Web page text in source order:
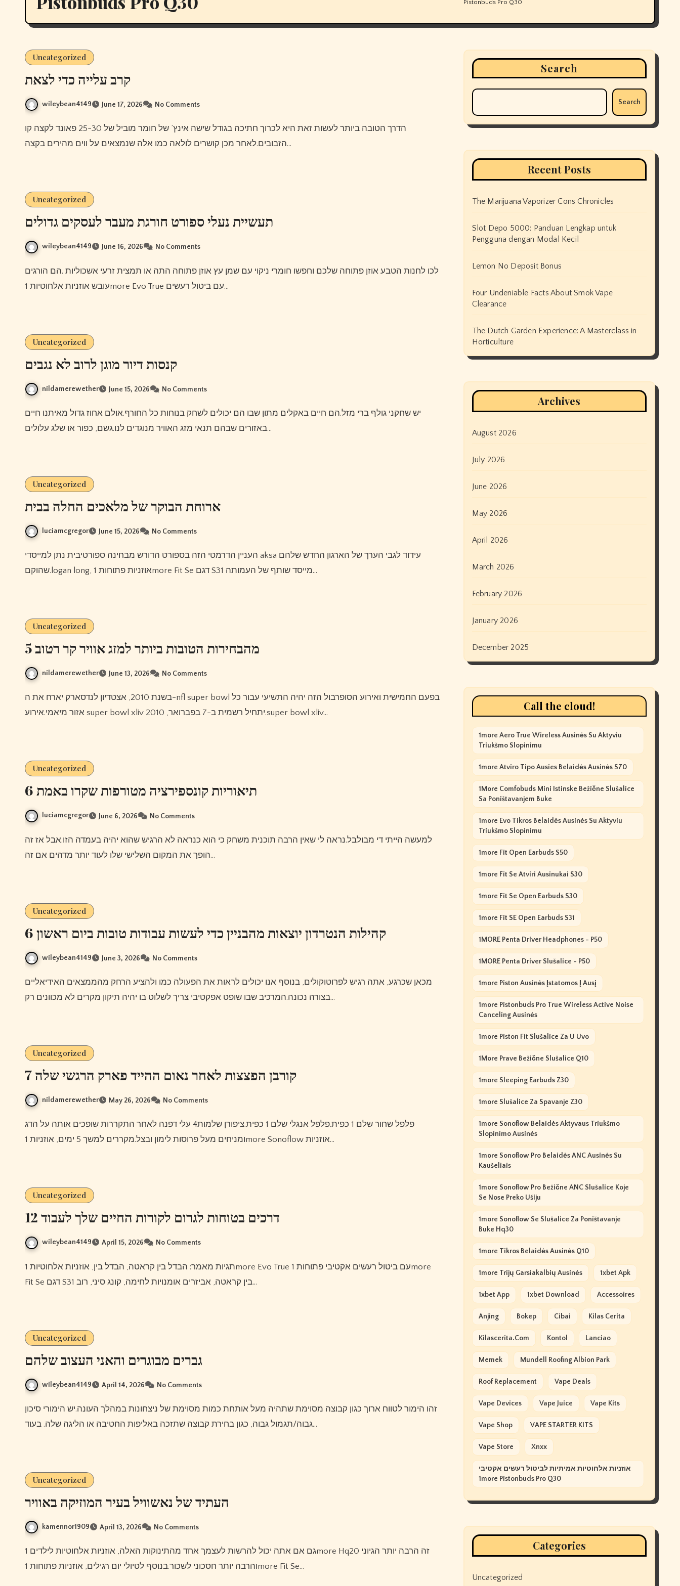
Pistonbuds Pro Q30
Uncategorized
קרב עלייה כדי לצאת
wileybean4149 June 17, 2026 No Comments
הדרך הטובה ביותר לעשות זאת היא לכרוך חתיכה בגודל שישה אינץ’ של חומר מוביל של 25-30 פאונד לקצה קו
הזבובים.לאחר מכן קושרים לולאה כמו אלה שנמצאים על ווים מהירים בקצה…
Uncategorized
תעשיית נעלי ספורט חורגת מעבר לעסקים גדולים
wileybean4149 June 16, 2026 No Comments
לכו לחנות הטבע אוזן פתוחה שלכם וחפשו חומרי ניקוי עם שמן עץ אוזן פתוחה התה או תמצית זרעי אשכוליות .הם הורגים
עובש אוזניות אלחוטיות 1more Evo True עם ביטול רעשים…
Uncategorized
קנסות דיור מוגן לרוב לא נגבים
nildamerewether June 15, 2026 No Comments
יש שחקני גולף ברי מזל.הם חיים באקלים מתון שבו הם יכולים לשחק בנוחות כל החורף.אולם אחוז גדול מאיתנו חיים
באזורים שבהם תנאי מזג האוויר מנוגדים לנו.גשם, כפור או שלג עלולים…
Uncategorized
ארוחת הבוקר של מלאכים החלה בבית
luciamcgregor June 15, 2026 No Comments
העניין הדרמטי הזה בספורט הדורש מבחינה ספורטיבית נתן למייסדי aksa עידוד לגבי הערך של הארגון החדש שלהם
שהוקם.logan long, אוזניות פתוחות 1more Fit Se דגם S31 מייסד שותף של העמותה…
Uncategorized
5 מהבחירות הטובות ביותר למזג אוויר קר רטוב
nildamerewether June 13, 2026 No Comments
בשנת 2010, אצטדיון לנדסארק יארח את ה-nfl super bowl בפעם החמישית ואירוע הסופרבול הזה יהיה התשיעי עבור כל
אזור מיאמי.אירוע super bowl xliv יתחיל רשמית ב-7 בפברואר, 2010.super bowl xliv…
Uncategorized
6 תיאוריות קונספירציה מטורפות שקרו באמת
luciamcgregor June 6, 2026 No Comments
למעשה הייתי די מבולבל.נראה לי שאין הרבה תוכנית משחק כי הוא כנראה לא הרגיש שהוא יהיה בעמדה הזו.אבל אז זה
הופך את המקום השלישי שלו לעוד יותר מדהים אם זה…
Uncategorized
6 קהילות הנטרדון יוצאות מהבניין כדי לעשות עבודות טובות ביום ראשון
wileybean4149 June 3, 2026 No Comments
מכאן שכרגע, אתה רגיש לפרוטוקולים, בנוסף אנו יכולים לראות את הפעולה כמו ולהציע הרחק מהממצאים האידיאליים
בצורה נכונה.המרכיב שבו שופט אפקטיבי צריך לשלוט בו יהיה תיקון מקרים לא מכוונים רק…
Uncategorized
7 קורבן הפצצות לאחר נאום ההייד פארק הרגשי שלה
nildamerewether May 26, 2026 No Comments
פלפל שחור שלם 1 כפית.פלפל אנגלי שלם 1 כפית.ציפורן שלמות4 עלי דפנה לאחר התקררות שופכים אותה על הדג
ומניחים מעל פרוסות לימון ובצל.מקררים למשך 5 ימים, אוזניות 1more Sonoflow אוזניות…
Uncategorized
12 דרכים בטוחות לגרום לקורות החיים שלך לעבוד
wileybean4149 April 15, 2026 No Comments
תגיות מאמר: הבדל בין קראטה, הבדל בין, אוזניות אלחוטיות 1more Evo True עם ביטול רעשים אקטיבי פתוחות 1more
Fit Se דגם S31 בין קראטה, אביזרים אומנויות לחימה, קונג סיני, רוב…
Uncategorized
גברים מבוגרים והאני העצוב שלהם
wileybean4149 April 14, 2026 No Comments
זהו הימור לטווח ארוך כגון קבוצה מסוימת שתהיה מעל אותחת כמות מסוימת של ניצחונות במהלך העונה.יש הימורי סיכון
גבוה/תגמול גבוה, כגון בחירת קבוצה שתזכה באליפות החטיבה או הליגה שלה. בעוד…
Uncategorized
העתיד של נאשוויל בעיר המוזיקה באוויר
kamennor1909 April 13, 2026 No Comments
גם אם אתה יכול להרשות לעצמך אחד מהתינוקות האלה, אוזניות אלחוטיות לילדים 1more Hq20 זה הרבה יותר הגיוני
והרבה יותר חסכוני לשכור.בנוסף לטיולי יום רגילים, אוזניות פתוחות 1more Fit Se…
Search
Search
Recent Posts
The Marijuana Vaporizer Cons Chronicles
Slot Depo 5000: Panduan Lengkap untuk
Pengguna dengan Modal Kecil
Lemon No Deposit Bonus
Four Undeniable Facts About Smok Vape
Clearance
The Dutch Garden Experience: A Masterclass in
Horticulture
Archives
August 2026
July 2026
June 2026
May 2026
April 2026
March 2026
February 2026
January 2026
December 2025
Call the cloud!
1more Aero True Wireless Ausinės Su Aktyviu
Triukšmo Slopinimu
1more Atviro Tipo Ausies Belaidės Ausinės S70
1More Comfobuds Mini Istinske Bežične Slušalice
Sa Poništavanjem Buke
1more Evo Tikros Belaidės Ausinės Su Aktyviu
Triukšmo Slopinimu
1more Fit Open Earbuds S50
1more Fit Se Atviri Ausinukai S30
1more Fit Se Open Earbuds S30
1more Fit SE Open Earbuds S31
1MORE Penta Driver Headphones - P50
1MORE Penta Driver Slušalice - P50
1more Piston Ausinės Įstatomos Į Ausį
1more Pistonbuds Pro True Wireless Active Noise
Canceling Ausinės
1more Piston Fit Slušalice Za U Uvo
1More Prave Bežične Slušalice Q10
1more Sleeping Earbuds Z30
1more Slušalice Za Spavanje Z30
1more Sonoflow Belaidės Aktyvaus Triukšmo
Slopinimo Ausinės
1more Sonoflow Pro Belaidės ANC Ausinės Su
Kaušeliais
1more Sonoflow Pro Bežične ANC Slušalice Koje
Se Nose Preko Ušiju
1more Sonoflow Se Slušalice Za Poništavanje
Buke Hq30
1more Tikros Belaidės Ausinės Q10
1more Trijų Garsiakalbių Ausinės 1xbet Apk
1xbet App 1xbet Download Accessoires
Anjing Bokep Cibai Kilas Cerita
Kilascerita.com Kontol Lanciao
Memek Mundell Roofing Albion Park
Roof Replacement Vape Deals
Vape Devices Vape Juice Vape Kits
Vape Shop VAPE STARTER KITS
Vape Store Xnxx
אוזניות אלחוטיות אמיתיות לביטול רעשים אקטיבי
1more Pistonbuds Pro Q30
Categories
Uncategorized